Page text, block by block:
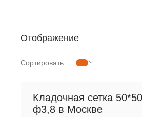
Отображение
Сортировать
Кладочная сетка
ф3,8 в Москве